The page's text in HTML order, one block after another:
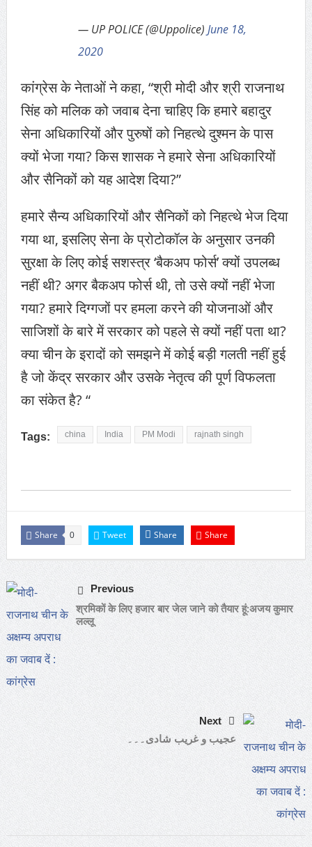
— UP POLICE (@Uppolice) June 18,
2020
कांग्रेस के नेताओं ने कहा, “श्री मोदी और श्री राजनाथ
सिंह को मलिक को जवाब देना चाहिए कि हमारे बहादुर
सेना अधिकारियों और पुरुषों को निहत्थे दुश्मन के पास
क्यों भेजा गया? किस शासक ने हमारे सेना अधिकारियों
और सैनिकों को यह आदेश दिया?”
हमारे सैन्य अधिकारियों और सैनिकों को निहत्थे भेज दिया
गया था, इसलिए सेना के प्रोटोकॉल के अनुसार उनकी
सुरक्षा के लिए कोई सशस्त्र ‘बैकअप फोर्स’ क्यों उपलब्ध
नहीं थी? अगर बैकअप फोर्स थी, तो उसे क्यों नहीं भेजा
गया? हमारे दिग्गजों पर हमला करने की योजनाओं और
साजिशों के बारे में सरकार को पहले से क्यों नहीं पता था?
क्या चीन के इरादों को समझने में कोई बड़ी गलती नहीं हुई
है जो केंद्र सरकार और उसके नेतृत्व की पूर्ण विफलता
का संकेत है? “
Tags: china India PM Modi rajnath singh
Share 0 Tweet Share Share
Previous
श्रमिकों के लिए हजार बार जेल जाने को तैयार हूं:अजय कुमार
लल्लू
Next
عجیب و غریب شادی۔۔۔